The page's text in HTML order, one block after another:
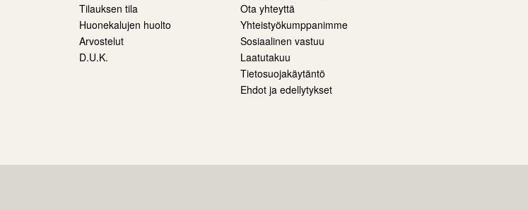
Tilauksen tila
Huonekalujen huolto
Arvostelut
D.U.K.
Ota yhteyttä
Yhteistyökumppanimme
Sosiaalinen vastuu
Laatutakuu
Tietosuojakäytäntö
Ehdot ja edellytykset